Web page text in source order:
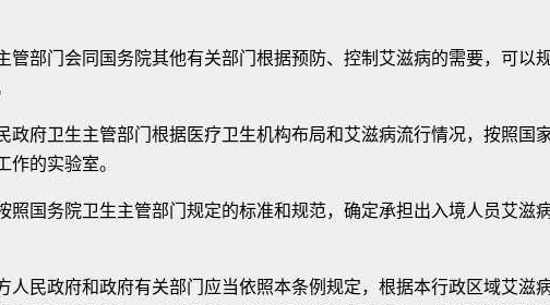
门会同国务院其他有关部门根据预防、控制艾滋病的需要，可以
卫生主管部门根据医疗卫生机构布局和艾滋病流行情况，按照国
的实验室。
国务院卫生主管部门规定的标准和规范，确定承担出入境人员艾滋
政府和政府有关部门应当依照本条例规定，根据本行政区域艾滋